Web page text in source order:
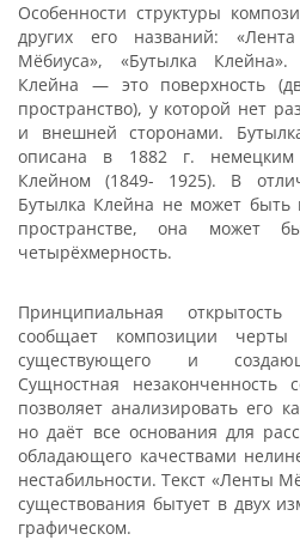
Особенности структуры
других его названий:
Мёбиуса», «Бутылка
Клейна — это поверхность
пространство), у которой нет
и внешней сторонами.
описана в 1882 г. немецким
Клейном (1849- 1925). В
Бутылка Клейна не может быть
пространстве, она может
четырёхмерность.
Принципиальная
сообщает композиции черты
существующего и
Сущностная незаконченность
позволяет анализировать его
но даёт все основания для
обладающего качествами
нестабильности. Текст «Ленты
существования бытует в двух
графическом.